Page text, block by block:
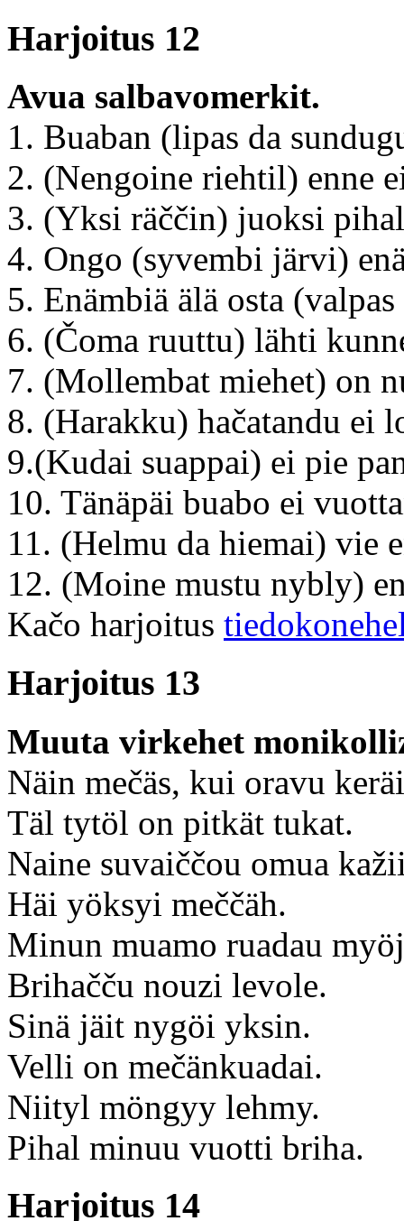
Harjoitus 12
Avua salbavomerkit.
1. Buaban (lipas da
2. (Nengoine riehtil) enne
3. (Yksi räččin) juoksi
4. Ongo (syvembi järvi)
5. Enämbiä älä osta (valpas
6. (Čoma ruuttu) lähti
7. (Mollembat miehet) on
8. (Harakku) hačatandu ei
9.(Kudai suappai) ei pie
10. Tänäpäi buabo ei
11. (Helmu da hiemai) vie
12. (Moine mustu nybly)
Kačo harjoitus
Harjoitus 13
Muuta virkehet
Näin mečäs, kui oravu
Täl tytöl on pitkät tukat.
Naine suvaiččou omua
Häi yöksyi meččäh.
Minun muamo ruadau
Brihačču nouzi levole.
Sinä jäit nygöi yksin.
Velli on mečänkuadai.
Niityl möngyy lehmy.
Pihal minuu vuotti briha.
Harjoitus 14